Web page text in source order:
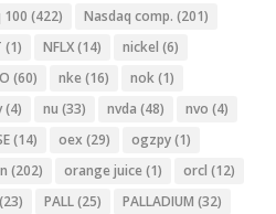
100 (422) Nasdaq comp. (201)
(1) NFLX(14) nickel (6)
(60) nke (16) nok(1)
(4) nu (33) nvda (48) nvo (4)
(14) oex (29) ogzpy(1)
(202) orange juice (1) orcl (12)
(23) PALL(25) PALLADIUM (32)